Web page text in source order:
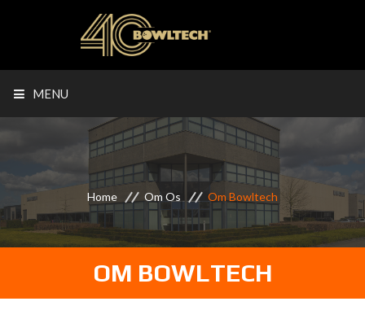
MENU
Home Om Os Om Bowltech
OM BOWLTECH